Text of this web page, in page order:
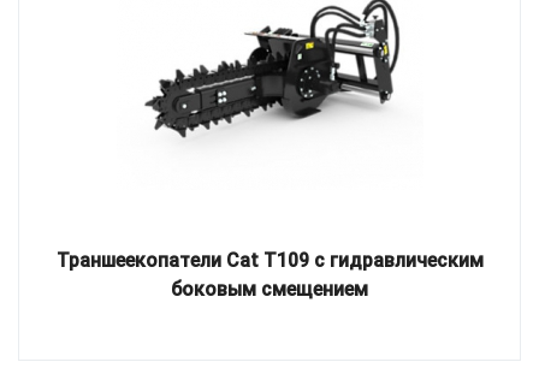
Траншеекопатели Cat T109 с гидравлическим
боковым смещением